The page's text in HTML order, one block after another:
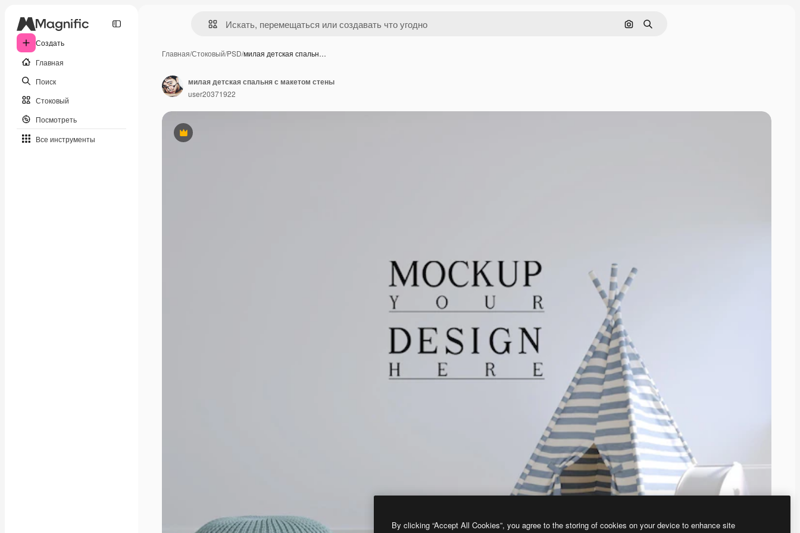
Создать
Главная
Поиск
Стоковый
Посмотреть
Все инструменты
Поиск по изображению
Поиск
Главная/Стоковый/PSD/милая детская спальн…
Премиум
милая детская спальня с макетом стены
user20371922
By clicking “Accept All Cookies”, you agree to the storing of cookies on your device to enhance site